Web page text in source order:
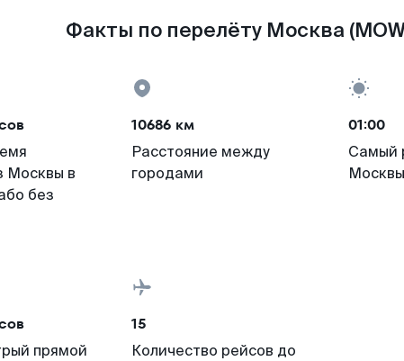
Факты по перелёту Москва
Москвы в
без
10686 км
Расстояние между
городами
01:00
Самый
Москвы
прямой
15
Количество рейсов до